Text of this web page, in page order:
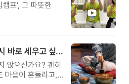
프’, 그 따뜻한
지금, 내 안의 흐름을 다시 바로 세우고 싶다면
않으신가요? 괜히
마음이 흔들리고,